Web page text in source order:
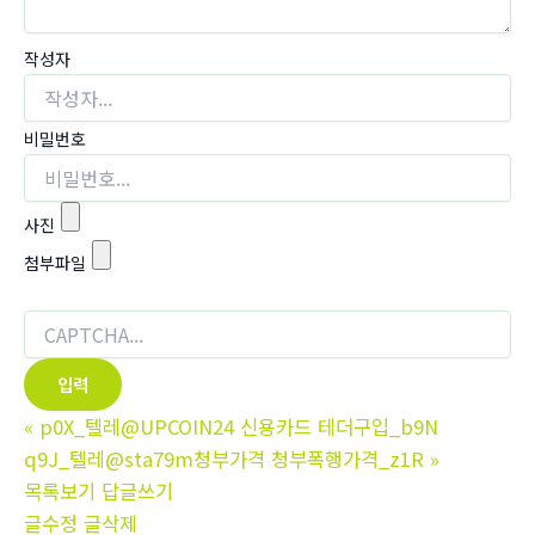
작성자
비밀번호
사진
첨부파일
« p0X_텔레@UPCOIN24 신용카드 테더구입_b9N
q9J_텔레@sta79m청부가격 청부폭행가격_z1R »
목록보기 답글쓰기
글수정 글삭제